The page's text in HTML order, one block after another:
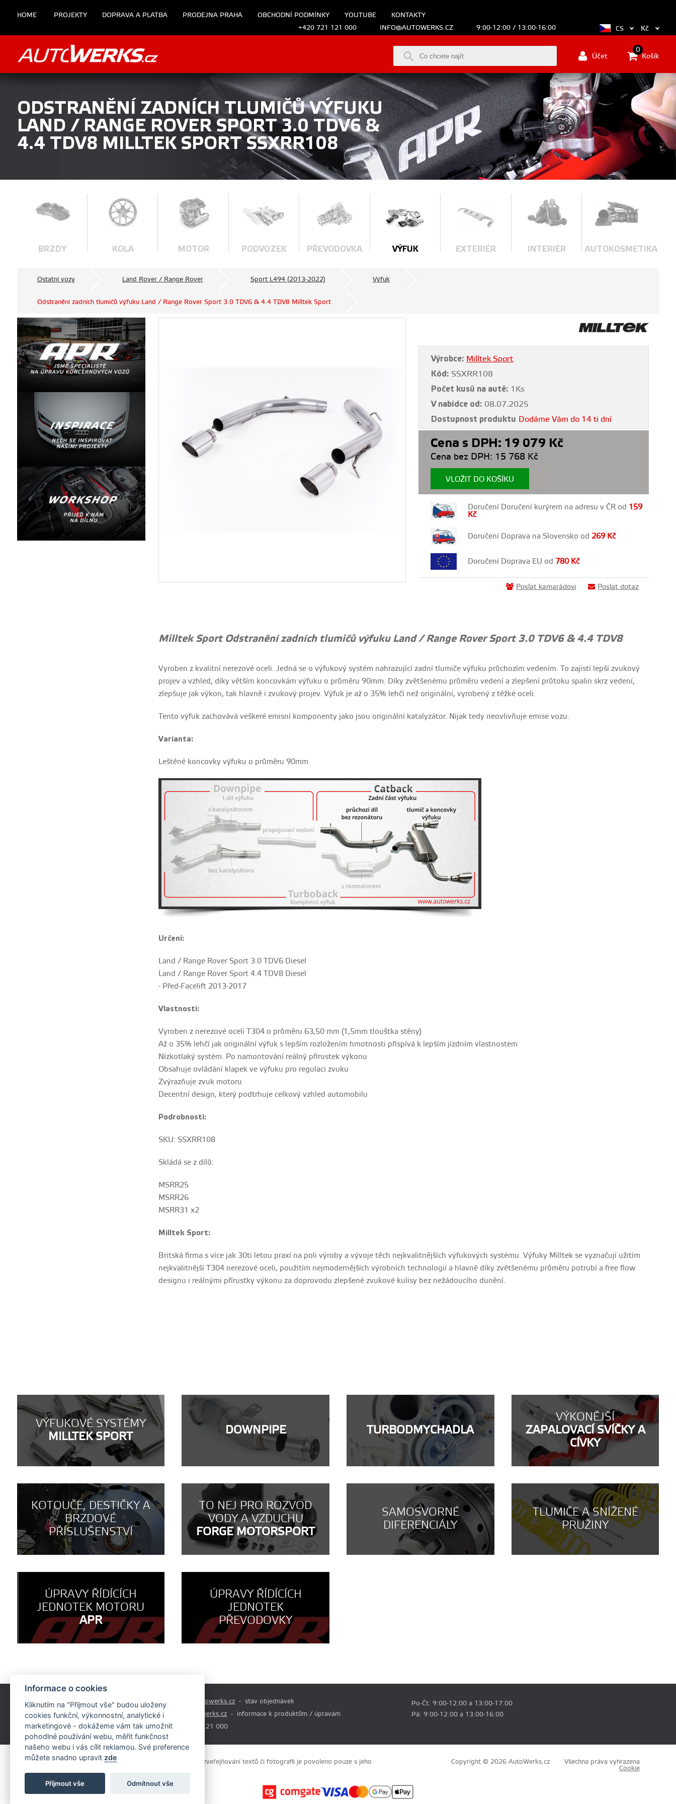
Informace o cookies
Kliknutím na "Přijmout vše" budou uloženy
cookies funkční, výkonnostní, analytické i
marketingové - dokážeme vám tak umožnit
pohodlné používání webu, měřit funkčnost
našeho webu i vás cílit reklamou. Své preference
můžete snadno upravit zde
Příjmout vše Odmítnout vše
HOME PROJEKTY DOPRAVA A PLATBA PRODEJNA PRAHA OBCHODNÍ PODMÍNKY YOUTUBE
KONTAKTY
+420 721 121 000
INFO@AUTOWERKS.CZ 9:00-12:00 / 13:00-16:00 CS Kč
Účet Košík
0
ODSTRANĚNÍ ZADNÍCH TLUMIČŮ VÝFUKU
LAND / RANGE ROVER SPORT 3.0 TDV6 &
4.4 TDV8 MILLTEK SPORT SSXRR108
BRZDY KOLA MOTOR PODVOZEK PŘEVODOVKA VÝFUK EXTERIÉR INTERIÉR AUTOKOSMETIKA
Ostatní vozy Land Rover / Range Rover Sport L494 (2013-2022) Výfuk
Odstranění zadních tlumičů výfuku Land / Range Rover Sport 3.0 TDV6 & 4.4 TDV8 Milltek Sport
Výrobce: Milltek Sport
Kód: SSXRR108
Počet kusů na autě: 1Ks
V nabídce od: 08.07.2025
Dostupnost produktu Dodáme Vám do 14 ti dní
Cena s DPH: 19 079 Kč
Cena bez DPH: 15 768 Kč
VLOŽIT DO KOŠÍKU
Doručení Doručení kurýrem na adresu v ČR od 159
Kč
Doručení Doprava na Slovensko od269 Kč
Doručení Doprava EU od 780 Kč
Poslat kamarádovi Poslat dotaz
Milltek Sport Odstranění zadních tlumičů výfuku Land / Range Rover Sport 3.0 TDV6 & 4.4 TDV8
Vyroben z kvalitní nerezové oceli. Jedná se o výfukový systém nahrazující zadní tlumiče výfuku průchozím vedením. To zajistí lepší zvukový
projev a vzhled, díky větším koncovkám výfuku o průměru 90mm. Díky zvětšenému průměru vedení a zlepšení průtoku spalin skrz vedení,
zlepšuje jak výkon, tak hlavně i zvukový projev. Výfuk je až o 35% lehčí než originální, vyrobený z těžké oceli.
Tento výfuk zachovává veškeré emisní komponenty jako jsou originální katalyzátor. Nijak tedy neovlivňuje emise vozu.
Varianta:
Leštěné koncovky výfuku o průměru 90mm
Určení:
Land / Range Rover Sport 3.0 TDV6 Diesel
Land / Range Rover Sport 4.4 TDV8 Diesel
- Před-Facelift 2013-2017
Vlastnosti:
Vyroben z nerezové oceli T304 o průměru 63,50 mm (1,5mm tlouštka stěny)
Až o 35% lehčí jak originální výfuk s lepším rozložením hmotnosti příspívá k lepším jízdním vlastnostem
Nízkotlaký systém. Po namontování reálný přírustek výkonu
Obsahuje ovládání klapek ve výfuku pro regulaci zvuku
Zvýrazňuje zvuk motoru
Decentní design, který podtrhuje celkový vzhled automobilu
Podrobnosti:
SKU: SSXRR108
Skládá se z dílů:
MSRR25
MSRR26
MSRR31 x2
Milltek Sport:
Britská firma s více jak 30ti letou praxí na poli výroby a vývoje těch nejkvalitnějších výfukových systému. Výfuky Milltek se vyznačují užitím
nejkvalitnější T304 nerezové oceli, použitím nejmodernějších výrobních technologií a hlavně díky zvětšenému průměru potrubí a free flow
designu i reálnými přírustky výkonu za doprovodu zlepšené zvukové kulisy bez nežádoucího dunění.
VÝFUKOVÉ SYSTÉMY
MILLTEK SPORT
DOWNPIPE TURBODMYCHADLA
VÝKONĚJŠÍ
ZAPALOVACÍ SVÍČKY A
CÍVKY
KOTOUČE, DESTIČKY A
BRZDOVÉ
PŘÍSLUŠENSTVÍ
TO NEJ PRO ROZVOD
VODY A VZDUCHU
FORGE MOTORSPORT
SAMOSVORNÉ
DIFERENCIÁLY
TLUMIČE A SNÍŽENÉ
PRUŽINY
ÚPRAVY ŘÍDÍCÍCH
JEDNOTEK MOTORU
APR
ÚPRAVY ŘÍDÍCÍCH
JEDNOTEK
PŘEVODOVKY
Českobrodská 179
Praha - Běchovice
19011
prodej@autowerks.cz
stav objednávek
info@autowerks.cz
informace k produktům / úpravám
+420 721 121 000
Po-Čt: 9:00-12:00 a 13:00-17:00
Pá: 9:00-12:00 a 13:00-16:00
Obsah stránek je majetkem provozovatele. Kopírování, zveřejňování textů či fotografii je povoleno pouze s jeho
Copyright © 2026 AutoWerks.cz
Všechna práva vyhrazena
Cookie